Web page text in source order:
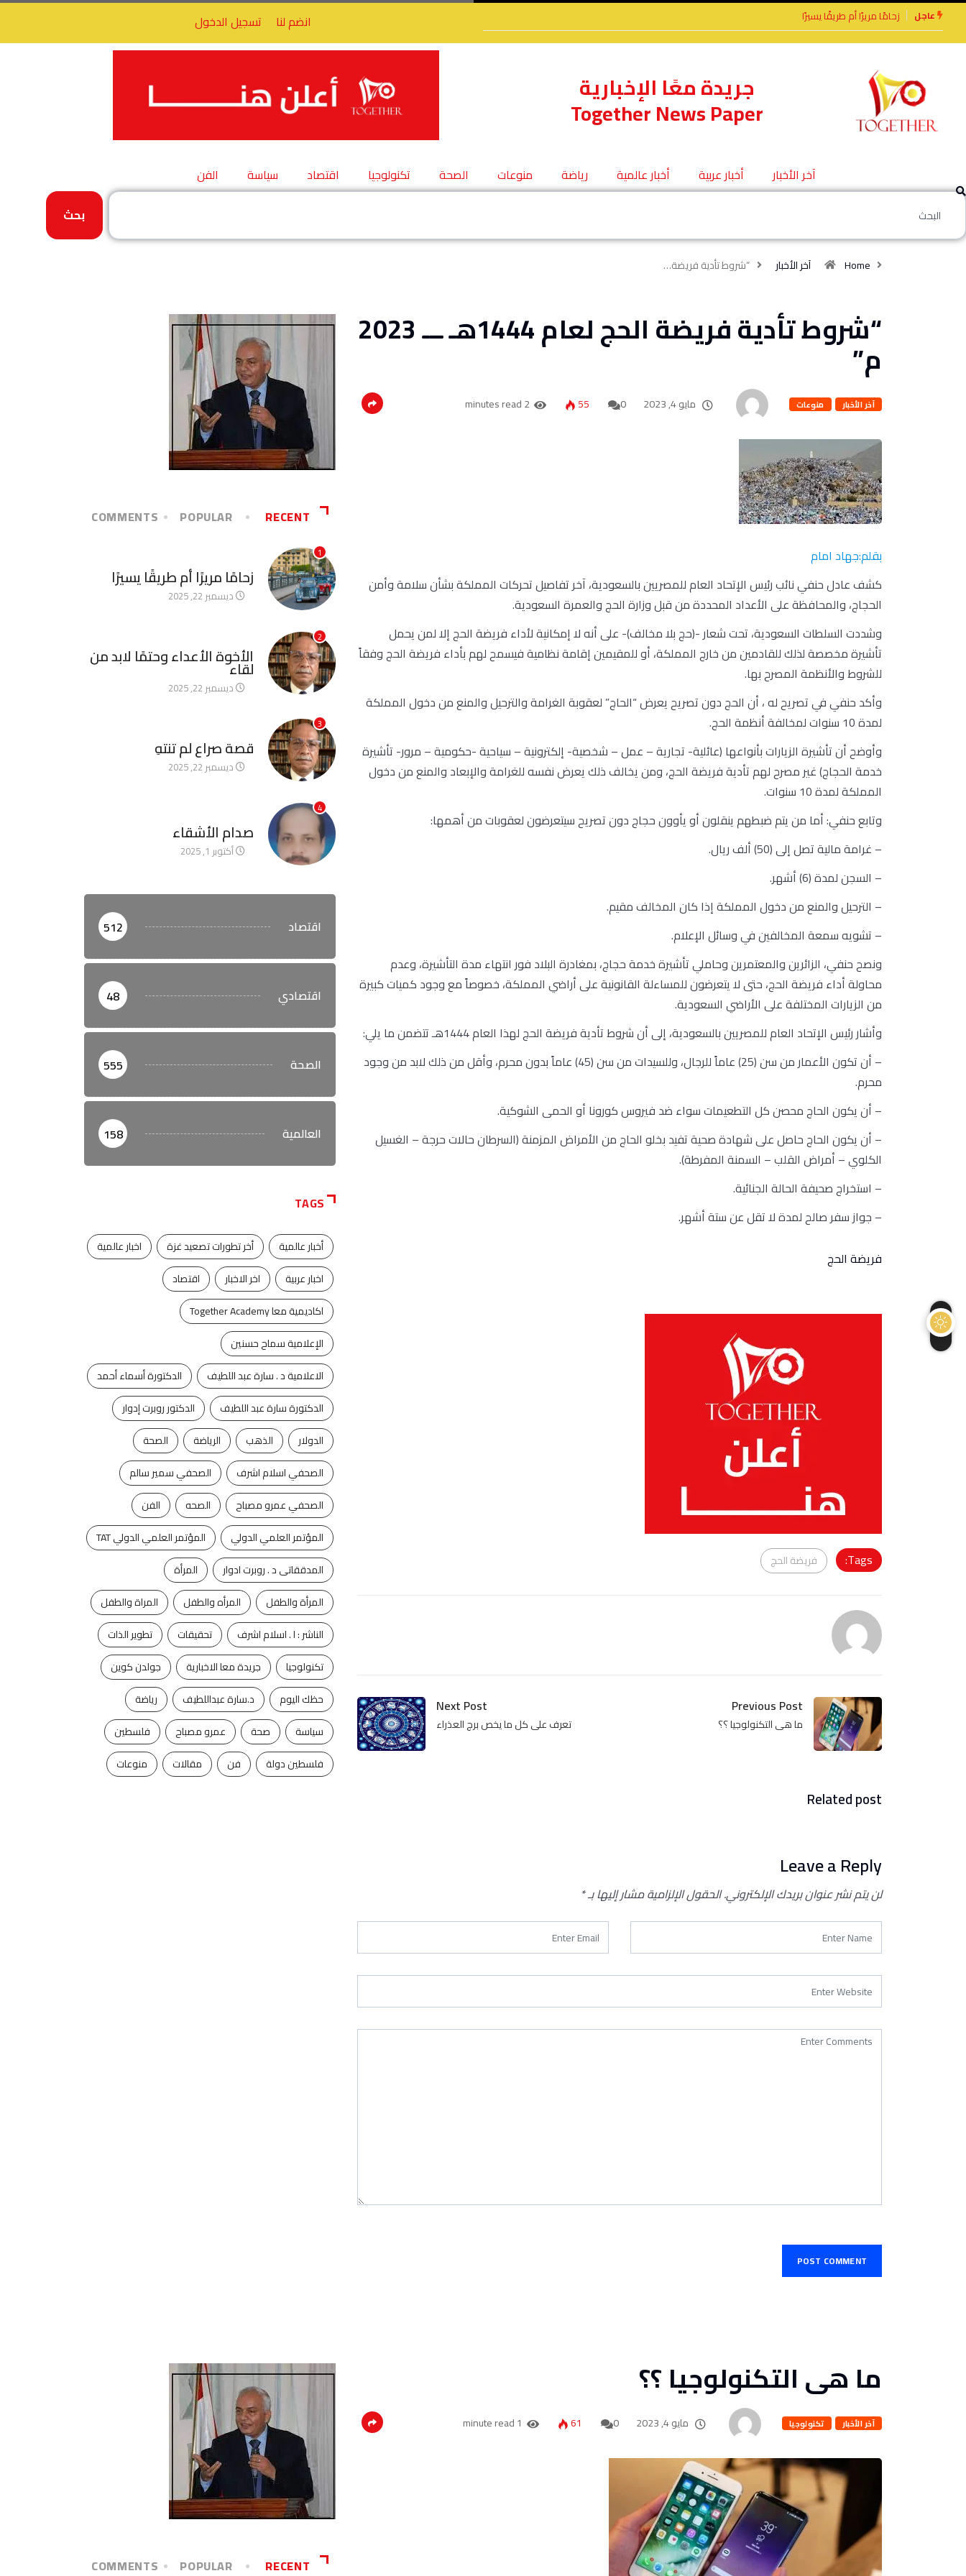
عاجل
أم طريقًا يسيرًاالأخوة الأعداء وحتمًا لابد
من لقاء
انضم لنا تسجيل الدخول
جريدة معًا الإخبارية
Together News Paper
آخر الأخبار أخبار عربية أخبار عالمية رياضة منوعات الصحة تكنولوجيا اقتصاد سياسة
الفن
بحث
Home آخر الأخبار “شروط تأدية فريضة…
“شروط تأدية فريضة الحج لعام 1444هـ ـــ 2023
م”
آخر الأخبار منوعات مايو 4, 2023 0
55
2 minutes read
بقلم:جهاد امام
كشف عادل حنفي نائب رئيس الإتحاد العام للمصريين بالسعودية، آخر تفاصيل تحركات المملكة بشأن سلامة وأمن
الحجاج، والمحافظة على الأعداد المحددة من قبل وزارة الحج والعمرة السعودية.
وشددت السلطات السعودية، تحت شعار -(حج بلا مخالف)- على أنه لا إمكانية لأداء فريضة الحج إلا لمن يحمل
تأشيرة مخصصة لذلك للقادمين من خارج المملكة، أو للمقيمين إقامة نظامية فيسمح لهم بأداء فريضة الحج وفقاً
للشروط والأنظمة المصرح بها.
وأكد حنفي في تصريح له ، أن الحج دون تصريح يعرض “الحاج” لعقوبة الغرامة والترحيل والمنع من دخول المملكة
لمدة 10 سنوات لمخالفة أنظمة الحج.
وأوضح أن تأشيرة الزيارات بأنواعها (عائلية- تجارية – عمل – شخصية- إلكترونية – سياحية -حكومية – مرور- تأشيرة
خدمة الحجاج) غير مصرح لهم تأدية فريضة الحج، ومن يخالف ذلك يعرض نفسه للغرامة والإبعاد والمنع من دخول
المملكة لمدة 10 سنوات.
وتابع حنفي: أما من يتم ضبطهم ينقلون أو يأوون حجاج دون تصريح سيتعرضون لعقوبات من أهمها:
– غرامة مالية تصل إلى (50) ألف ريال.
– السجن لمدة (6) أشهر.
– الترحيل والمنع من دخول المملكة إذا كان المخالف مقيم.
– تشويه سمعة المخالفين في وسائل الإعلام.
ونصح حنفي، الزائرين والمعتمرين وحاملي تأشيرة خدمة حجاج، بمغادرة البلاد فور انتهاء مدة التأشيرة، وعدم
محاولة أداء فريضة الحج، حتى لا يتعرضون للمساءلة القانونية على أراضي المملكة، خصوصاً مع وجود كميات كبيرة
من الزيارات المختلفة على الأراضي السعودية.
وأشار رئيس الإتحاد العام للمصريين بالسعودية، إلى أن شروط تأدية فريضة الحج لهذا العام 1444هـ تتضمن ما يلي:
– أن تكون الأعمار من سن (25) عاماً للرجال، وللسيدات من سن (45) عاماً بدون محرم، وأقل من ذلك لابد من وجود
محرم.
– أن يكون الحاج محصن كل التطعيمات سواء ضد فيروس كورونا أو الحمى الشوكية.
– أن يكون الحاج حاصل على شهادة صحية تفيد بخلو الحاج من الأمراض المزمنة (السرطان حالات حرجة – الغسيل
الكلوي – أمراض القلب – السمنة المفرطة).
– استخراج صحيفة الحالة الجنائية.
– جواز سفر صالح لمدة لا تقل عن ستة أشهر.
فريضة الحج
Tags: فريضة الحج
Previous Post
ما هى التكنولوجيا ؟؟
Next Post
تعرف على كل ما يخص برج العذراء
Related post
Leave a Reply
لن يتم نشر عنوان بريدك الإلكتروني.الحقول الإلزامية مشار إليها بـ*
RECENT
POPULAR
COMMENTS
1
زحامًا مريرًا أم طريقًا يسيرًا
ديسمبر 22, 2025
2
الأخوة الأعداء وحتمًا لابد من
لقاء
ديسمبر 22, 2025
3
قصة صراع لم تنتهِ
ديسمبر 22, 2025
4
صدام الأشقاء
أكتوبر 1, 2025
اقتصاد 512
اقتصادي 48
الصحة 555
العالمية 158
TAGS
أخبار عالمية أخر تطورات تصعيد غزة
اخبار عالمية
اخبار عربية
اخر الاخبار
اقتصاد
اكاديمية معا Together Academy
الإعلامية سماح حسنين
الاعلامية د . سارة عبد اللطيف
الدكتورة أسماء أحمد
الدكتورة سارة عبد اللطيف
الدكتور روبرت إدوار
الدولار
الذهب الرياضة
الصحة
الصحفي اسلام اشرف
الصحفي سمير سالم
الصحفي عمرو مصباح
الصحه
الفن
المؤتمر العلمي الدولي
المؤتمر العلمي الدولي TAT
المدققاتى د . روبرت ادوار
المرأة
المرأة والطفل
المرأه والطفل
المراة والطفل
الناشر : ا . اسلام اشرف
تحقيقات
تطوير الذات
تكنولوجيا
جريدة معا الاخبارية
جولدن كوين
حظك اليوم
د.سارة عبداللطيف
رياضة
سياسة
صحة عمرو مصباح
فلسطين
فلسطين دولة
فن مقالات منوعات
ما هى التكنولوجيا ؟؟
آخر الأخبار تكنولوجيا مايو 4, 2023 0
61
1 minute read
RECENT
POPULAR
COMMENTS